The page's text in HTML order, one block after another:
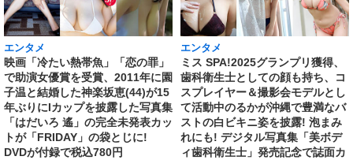
エンタメ
映画「冷たい熱帯魚」「恋の罪」
で助演女優賞を受賞、2011年に園
子温と結婚した神楽坂恵(44)が15
年ぶりにIカップを披露した写真集
「はだいろ 遙」の完全未発表カッ
トが「FRIDAY」の袋とじに!
DVDが付録で税込780円
エンタメ
ミス SPA!2025グランプリ獲得、
歯科衛生士としての顔も持ち、コ
スプレイヤー＆撮影会モデルとし
て活動中のるかが沖縄で豊満なバ
ストの白ビキニ姿を披露! 泡まみ
れにも! デジタル写真集「美ボデ
ィ歯科衛生士」発売記念で誌面カ